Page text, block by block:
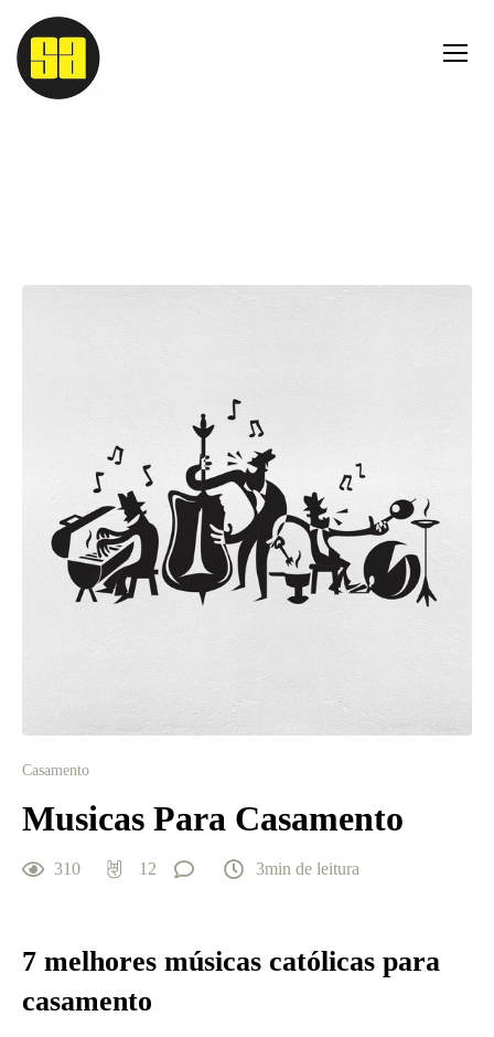
Casamento
Musicas Para Casamento
310 12 3min de leitura
7 melhores músicas católicas para
casamento